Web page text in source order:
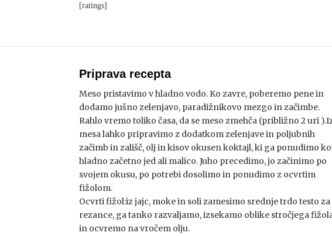
[ratings]
Priprava recepta
Meso pristavimo v hladno vodo. Ko zavre, poberemo pene in
dodamo jušno zelenjavo, paradižnikovo mezgo in začimbe.
Rahlo vremo toliko časa, da se meso zmehča (približno 2 uri
mesa lahko pripravimo z dodatkom zelenjave in poljubnih
začimb in zališč, olj in kisov okusen koktajl, ki ga ponudimo
hladno začetno jed ali malico. Juho precedimo, jo začinimo po
svojem okusu, po potrebi dosolimo in ponudimo z ocvrtim
fižolom.
Ocvrti fižol:iz jajc, moke in soli zamesimo srednje trdo testo za
rezance, ga tanko razvaljamo, izsekamo oblike stročjega
in ocvremo na vročem olju.